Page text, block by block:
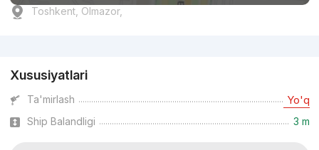
Toshkent, Olmazor,
Xususiyatlari
Ta'mirlash Yo'q
Ship Balandligi 3 m